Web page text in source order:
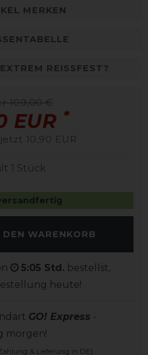
MERKEN
REISSFEST?
109,00 €
EUR *
10,90 EUR
1 Stück
DEN WARENKORB
5:05 Std. bestellst,
heute!
GO! Express -
morgen!
& Lieferung in DE)